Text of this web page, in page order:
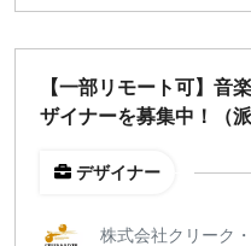
【一部リモート可】音
ザイナーを募集中！（派
デザイナー
株式会社クリーク